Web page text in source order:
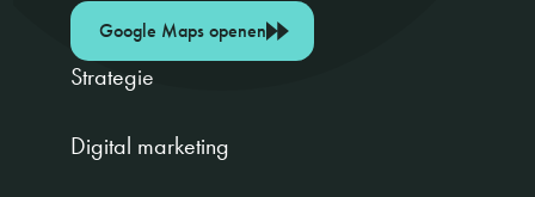
Google Maps openen
Strategie
Digital marketing